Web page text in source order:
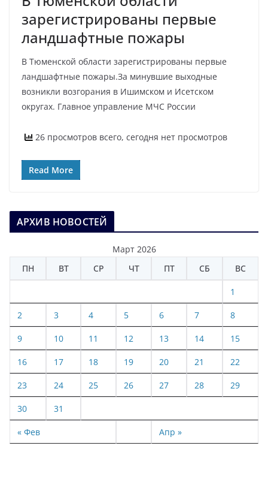
зарегистрированы первые
ландшафтные пожары
В Тюменской области зарегистрированы первые
ландшафтные пожары.За минувшие выходные
возникли возгорания в Ишимском и Исетском
округах. Главное управление МЧС России
26 просмотров всего, сегодня нет просмотров
Read More
АРХИВ НОВОСТЕЙ
Март 2026
ПН
ВТ СР ЧТ ПТ СБ ВС
« Фев Апр »
1
2 3 4 5 6 7 8
9 10 11 12 13 14 15
16 17 18 19 20 21 22
23 24 25 26 27 28 29
30 31